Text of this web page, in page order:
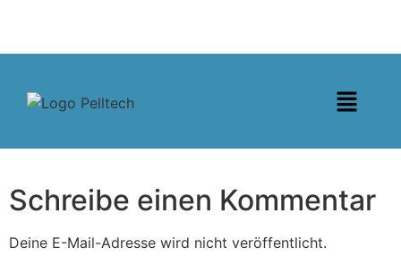
Schreibe einen Kommentar
Deine E-Mail-Adresse wird nicht veröffentlicht.